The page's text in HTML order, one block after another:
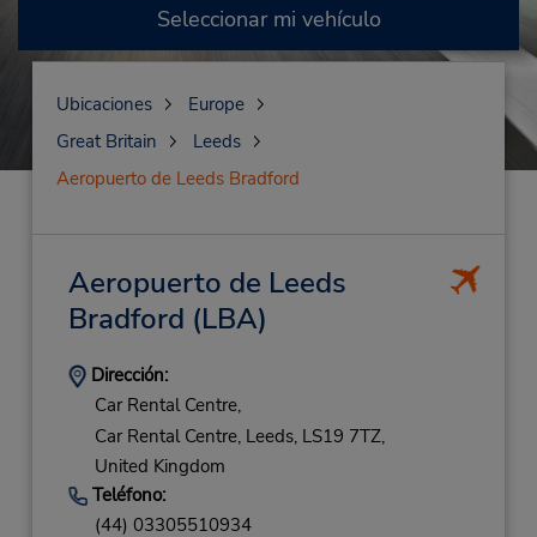
Seleccionar mi vehículo
Ubicaciones
Europe
Great Britain
Leeds
Aeropuerto de Leeds Bradford
Aeropuerto de Leeds
Bradford (LBA)
Dirección:
Car Rental Centre,
Car Rental Centre, Leeds, LS19 7TZ,
United Kingdom
Teléfono:
(44) 03305510934